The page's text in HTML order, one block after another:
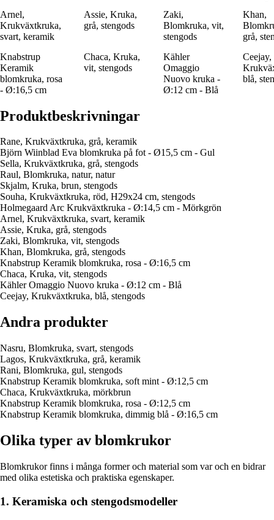
Arnel,
Krukväxtkruka,
svart, keramik
Assie, Kruka,
grå, stengods
Zaki,
Blomkruka, vit,
stengods
Khan,
grå,
Knabstrup
Keramik
blomkruka, rosa
- Ø:16,5 cm
Chaca, Kruka,
vit, stengods
Kähler
Omaggio
Nuovo kruka -
Ø:12 cm - Blå
Ceejay,
blå,
Produktbeskrivningar
Rane, Krukväxtkruka, grå, keramik
Björn Wiinblad Eva blomkruka på fot - Ø15,5 cm - Gul
Sella, Krukväxtkruka, grå, stengods
Raul, Blomkruka, natur, natur
Skjalm, Kruka, brun, stengods
Souha, Krukväxtkruka, röd, H29x24 cm, stengods
Holmegaard Arc Krukväxtkruka - Ø:14,5 cm - Mörkgrön
Arnel, Krukväxtkruka, svart, keramik
Assie, Kruka, grå, stengods
Zaki, Blomkruka, vit, stengods
Khan, Blomkruka, grå, stengods
Knabstrup Keramik blomkruka, rosa - Ø:16,5 cm
Chaca, Kruka, vit, stengods
Kähler Omaggio Nuovo kruka - Ø:12 cm - Blå
Ceejay, Krukväxtkruka, blå, stengods
Andra produkter
Nasru, Blomkruka, svart, stengods
Lagos, Krukväxtkruka, grå, keramik
Rani, Blomkruka, gul, stengods
Knabstrup Keramik blomkruka, soft mint - Ø:12,5 cm
Chaca, Krukväxtkruka, mörkbrun
Knabstrup Keramik blomkruka, rosa - Ø:12,5 cm
Knabstrup Keramik blomkruka, dimmig blå - Ø:16,5 cm
Olika typer av blomkrukor
Blomkrukor finns i många former och material som var och en bidrar
med olika estetiska och praktiska egenskaper.
1. Keramiska och stengodsmodeller